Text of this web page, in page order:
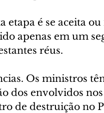
etapa é se aceita
apenas em um
réus.
Os ministros
dos envolvidos nos
de destruição no